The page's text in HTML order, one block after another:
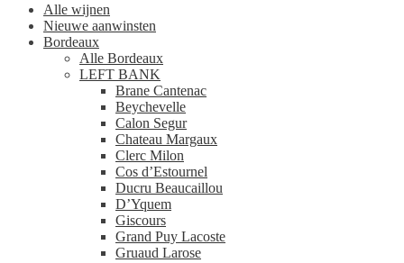
Alle wijnen
Nieuwe aanwinsten
Bordeaux
Alle Bordeaux
LEFT BANK
Brane Cantenac
Beychevelle
Calon Segur
Chateau Margaux
Clerc Milon
Cos d’Estournel
Ducru Beaucaillou
D’Yquem
Giscours
Grand Puy Lacoste
Gruaud Larose